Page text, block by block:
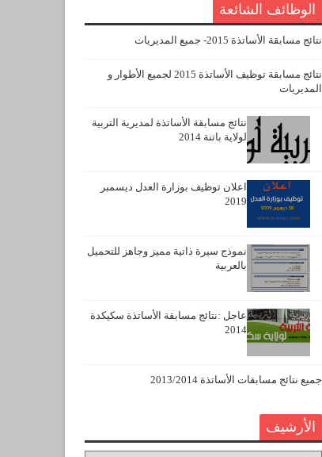
الوظائف الشائعة
نتائج مسابقة الأساتذة 2015- جميع المديريات
نتائج مسابقة توظيف الأساتذة 2015 لجميع الأطوار و
المديريات
نتائج مسابقة الأساتذة لمديرية التربية
لولاية باتنة 2014
اعلان توظيف بوزارة العدل ديسمبر
2019
نموذج سيرة ذاتية مميز وجاهز للتحميل
بالعربية
عاجل :نتائج مسابقة الأساتذة سكيكدة
2014
جميع نتائج مسابقات الأساتذة 2013/2014
الأرشيف